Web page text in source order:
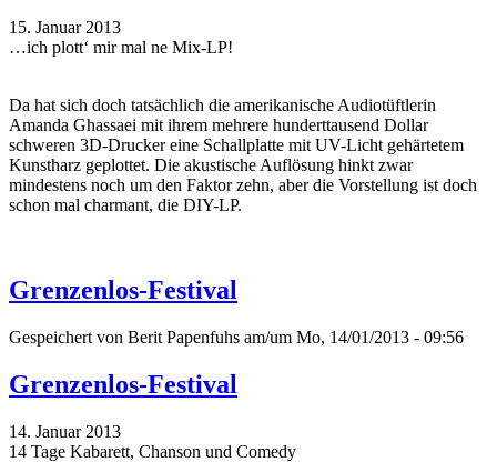
15. Januar 2013
…ich plott‘ mir mal ne Mix-LP!
Da hat sich doch tatsächlich die amerikanische Audiotüftlerin
Amanda Ghassaei mit ihrem mehrere hunderttausend Dollar
schweren 3D-Drucker eine Schallplatte mit UV-Licht gehärtetem
Kunstharz geplottet. Die akustische Auflösung hinkt zwar
mindestens noch um den Faktor zehn, aber die Vorstellung ist doch
schon mal charmant, die DIY-LP.
Grenzenlos-Festival
Gespeichert von Berit Papenfuhs am/um Mo, 14/01/2013 - 09:56
Grenzenlos-Festival
14. Januar 2013
14 Tage Kabarett, Chanson und Comedy